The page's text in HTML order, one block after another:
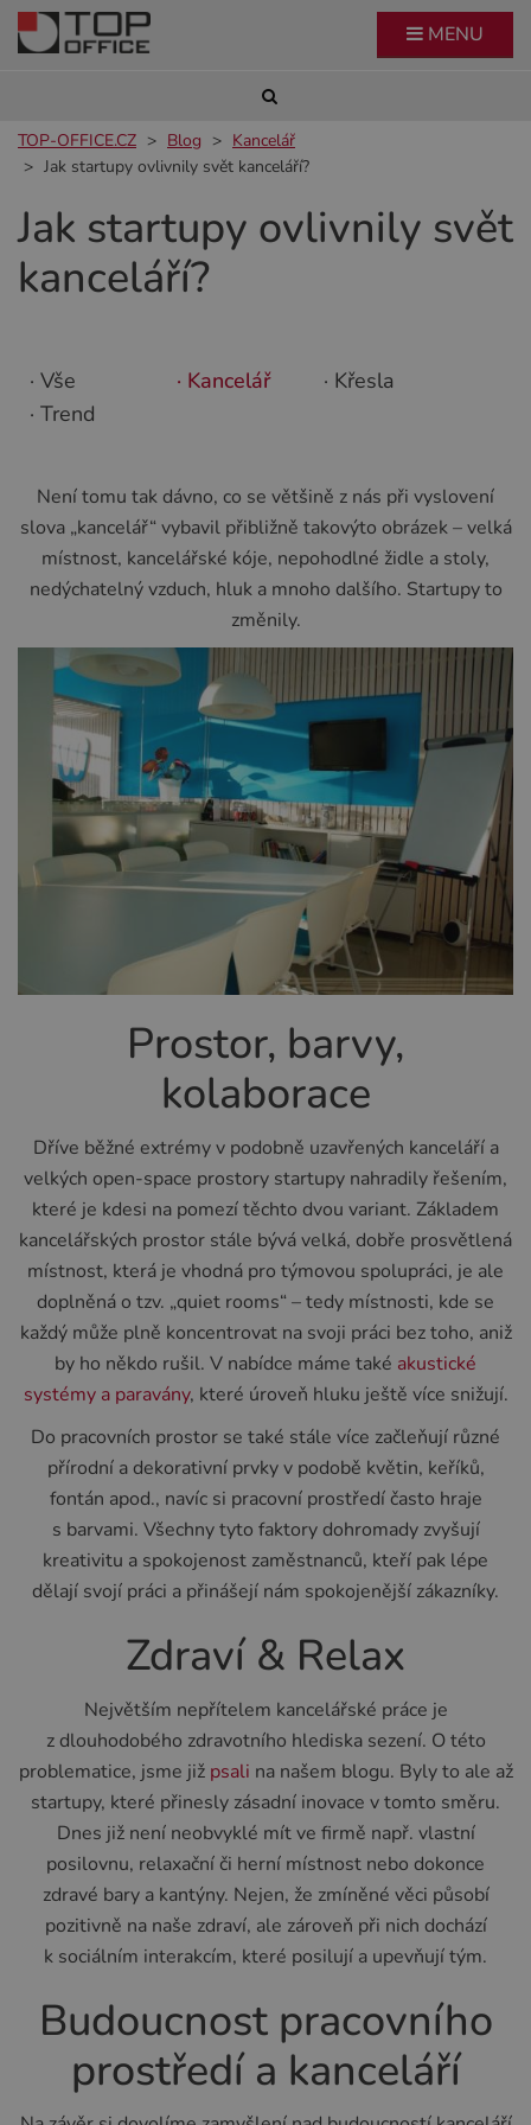
MENU
TOP-OFFICE.CZ Blog
Kancelář
Jak startupy ovlivnily svět kanceláří?
Jak startupy ovlivnily svět
kanceláří?
· Vše · Kancelář
· Křesla
· Trend
Není tomu tak dávno, co se většině z nás při vyslovení
slova „kancelář“ vybavil přibližně takovýto obrázek – velká
místnost, kancelářské kóje, nepohodlné židle a stoly,
nedýchatelný vzduch, hluk a mnoho dalšího. Startupy to
změnily.
Prostor, barvy,
kolaborace
Dříve běžné extrémy v podobně uzavřených kanceláří a
velkých open-space prostory startupy nahradily řešením,
které je kdesi na pomezí těchto dvou variant. Základem
kancelářských prostor stále bývá velká, dobře prosvětlená
místnost, která je vhodná pro týmovou spolupráci, je ale
doplněná o tzv. „quiet rooms“ – tedy místnosti, kde se
každý může plně koncentrovat na svoji práci bez toho, aniž
by ho někdo rušil. V nabídce máme také akustické
systémy a paravány, které úroveň hluku ještě více snižují.
Do pracovních prostor se také stále více začleňují různé
přírodní a dekorativní prvky v podobě květin, keříků,
fontán apod., navíc si pracovní prostředí často hraje
s barvami. Všechny tyto faktory dohromady zvyšují
kreativitu a spokojenost zaměstnanců, kteří pak lépe
dělají svojí práci a přinášejí nám spokojenější zákazníky.
Zdraví & Relax
Největším nepřítelem kancelářské práce je
z dlouhodobého zdravotního hlediska sezení. O této
problematice, jsme již psali na našem blogu. Byly to ale až
startupy, které přinesly zásadní inovace v tomto směru.
Dnes již není neobvyklé mít ve firmě např. vlastní
posilovnu, relaxační či herní místnost nebo dokonce
zdravé bary a kantýny. Nejen, že zmíněné věci působí
pozitivně na naše zdraví, ale zároveň při nich dochází
k sociálním interakcím, které posilují a upevňují tým.
Budoucnost pracovního
prostředí a kanceláří